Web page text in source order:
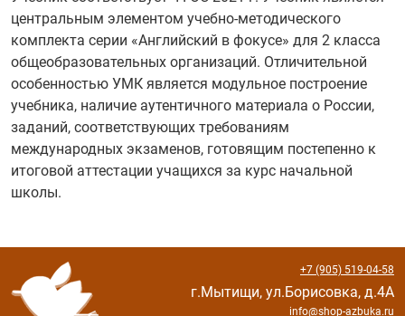
центральным элементом учебно-методического
комплекта серии «Английский в фокусе» для 2 класса
общеобразовательных организаций. Отличительной
особенностью УМК является модульное построение
учебника, наличие аутентичного материала о России,
заданий, соответствующих требованиям
международных экзаменов, готовящим постепенно к
итоговой аттестации учащихся за курс начальной
школы.
+7 (905) 519-04-58
г.Мытищи, ул.Борисовка, д.4А
info@shop-azbuka.ru